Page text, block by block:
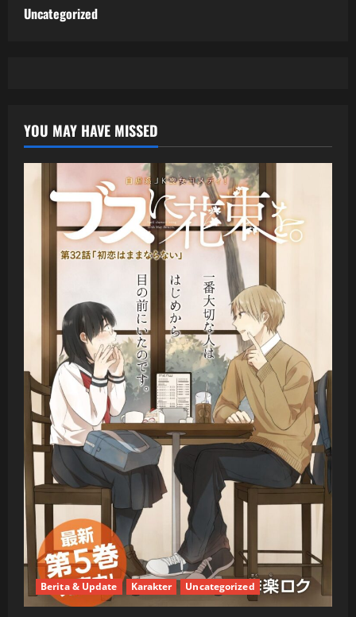
Uncategorized
YOU MAY HAVE MISSED
Berita & Update Karakter Uncategorized